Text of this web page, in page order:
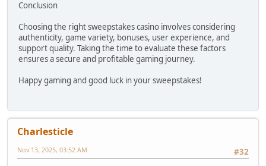
Conclusion
Choosing the right sweepstakes casino involves considering
authenticity, game variety, bonuses, user experience, and
support quality. Taking the time to evaluate these factors
ensures a secure and profitable gaming journey.
Happy gaming and good luck in your sweepstakes!
Charlesticle
#32
Nov 13, 2025, 03:52 AM